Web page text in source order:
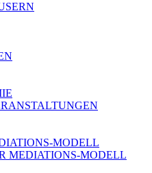
MODELL
MEDIATIONS-MODELL